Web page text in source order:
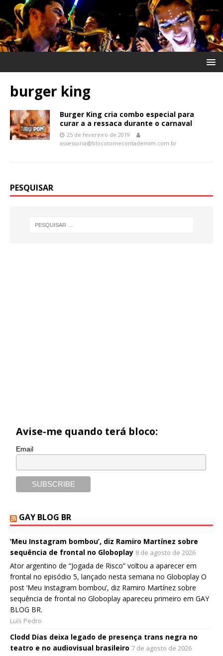
burger king
Burger King cria combo especial para
curar a a ressaca durante o carnaval
25 de fevereiro de 2019
assessoria@blocotomecontademim.com.br
PESQUISAR
Avise-me quando terá bloco:
Email
GAY BLOG BR
‘Meu Instagram bombou’, diz Ramiro Martínez sobre
sequência de frontal no Globoplay 8 de agosto de 2026
Ator argentino de “Jogada de Risco” voltou a aparecer em
frontal no episódio 5, lançado nesta semana no Globoplay O
post ‘Meu Instagram bombou’, diz Ramiro Martínez sobre
sequência de frontal no Globoplay apareceu primeiro em GAY
BLOG BR.
Luís Pedro
Clodd Dias deixa legado de presença trans negra no
teatro e no audiovisual brasileiro 7 de agosto de 2026